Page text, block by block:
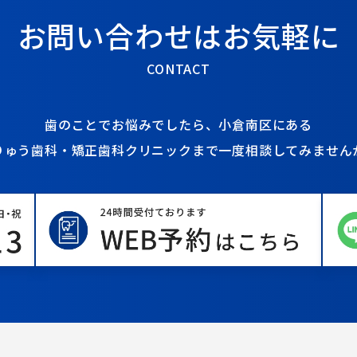
お問い合わせはお気軽に
CONTACT
歯のことでお悩みでしたら、小倉南区にある
ゅう歯科・矯正歯科クリニックまで一度相談してみません